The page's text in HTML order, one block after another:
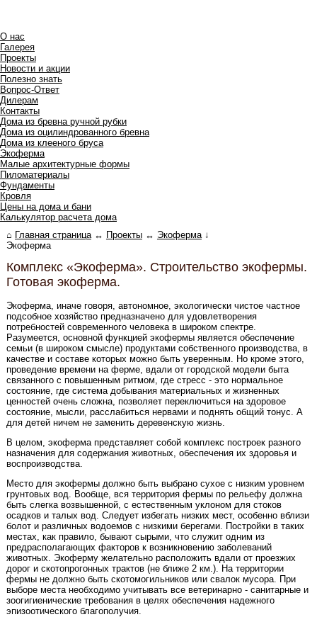
О нас
Галерея
Проекты
Новости и акции
Полезно знать
Вопрос-Ответ
Дилерам
Контакты
Дома из бревна ручной рубки
Дома из оцилиндрованного бревна
Дома из клееного бруса
Экоферма
Малые архитектурные формы
Пиломатериалы
Фундаменты
Кровля
Цены на дома и бани
Калькулятор расчета дома
⌂ Главная страница↔ Проекты↔ Экоферма↓
Экоферма
Комплекс «Экоферма». Строительство экофермы.
Готовая экоферма.
Экоферма, иначе говоря, автономное, экологически чистое частное
подсобное хозяйство предназначено для удовлетворения
потребностей современного человека в широком спектре.
Разумеется, основной функцией экофермы является обеспечение
семьи (в широком смысле) продуктами собственного производства, в
качестве и составе которых можно быть уверенным. Но кроме этого,
проведение времени на ферме, вдали от городской модели быта
связанного с повышенным ритмом, где стресс - это нормальное
состояние, где система добывания материальных и жизненных
ценностей очень сложна, позволяет переключиться на здоровое
состояние, мысли, расслабиться нервами и поднять общий тонус. А
для детей ничем не заменить деревенскую жизнь.
В целом, экоферма представляет собой комплекс построек разного
назначения для содержания животных, обеспечения их здоровья и
воспроизводства.
Место для экофермы должно быть выбрано сухое с низким уровнем
грунтовых вод. Вообще, вся территория фермы по рельефу должна
быть слегка возвышенной, с естественным уклоном для стоков
осадков и талых вод. Следует избегать низких мест, особенно вблизи
болот и различных водоемов с низкими берегами. Постройки в таких
местах, как правило, бывают сырыми, что служит одним из
предрасполагающих факторов к возникновению заболеваний
животных. Экоферму желательно расположить вдали от проезжих
дорог и скотопрогонных трактов (не ближе 2 км.). На территории
фермы не должно быть скотомогильников или свалок мусора. При
выборе места необходимо учитывать все ветеринарно - санитарные и
зоогигиенические требования в целях обеспечения надежного
эпизоотического благополучия.